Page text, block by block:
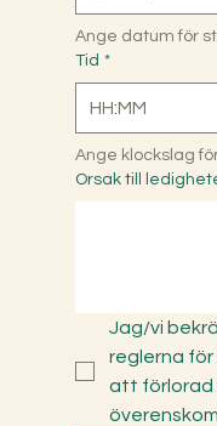
Ange datum för
Tid *
:
Ange klockslag
Orsak till
Jag/vi
reglerna
att förlorad